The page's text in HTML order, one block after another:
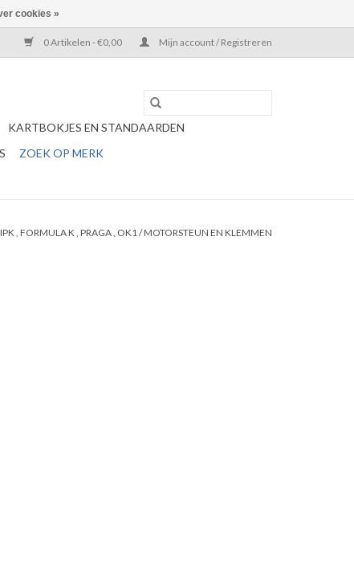
0 Artikelen - €0,00 Mijn account / Registreren
KARTBOKJES EN STANDAARDEN
ZOEK OP MERK
IPK , FORMULA K , PRAGA , OK1/MOTORSTEUN EN KLEMMEN
cookies »